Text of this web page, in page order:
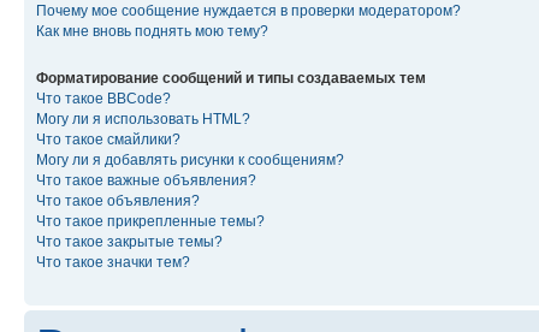
Почему мое сообщение нуждается в проверки модератором?
Как мне вновь поднять мою тему?
Форматирование сообщений и типы создаваемых тем
Что такое BBCode?
Могу ли я использовать HTML?
Что такое смайлики?
Могу ли я добавлять рисунки к сообщениям?
Что такое важные объявления?
Что такое объявления?
Что такое прикрепленные темы?
Что такое закрытые темы?
Что такое значки тем?